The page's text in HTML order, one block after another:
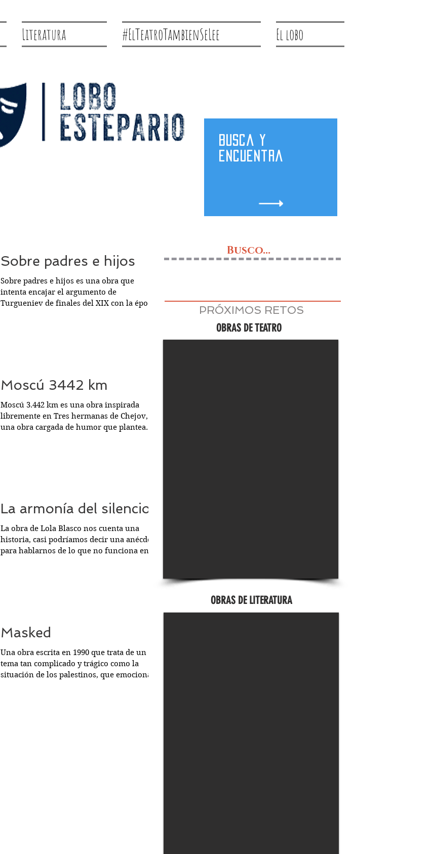
Literatura #ElTeatroTambienSeLee El lobo
Busca y
encuentra
Sobre padres e hijos
Sobre padres e hijos es una obra que
intenta encajar el argumento de
Turgueniev de finales del XIX con la época
Moscú 3442 km
Moscú 3.442 km es una obra inspirada
libremente en Tres hermanas de Chejov,
una obra cargada de humor que plantea
La armonía del silencio
La obra de Lola Blasco nos cuenta una
historia, casi podríamos decir una anécdota,
para hablarnos de lo que no funciona en
Masked
Una obra escrita en 1990 que trata de un
tema tan complicado y trágico como la
situación de los palestinos, que emociona y
Busco...
PRÓXIMOS RETOS
OBRAS DE TEATRO
OBRAS DE LITERATURA